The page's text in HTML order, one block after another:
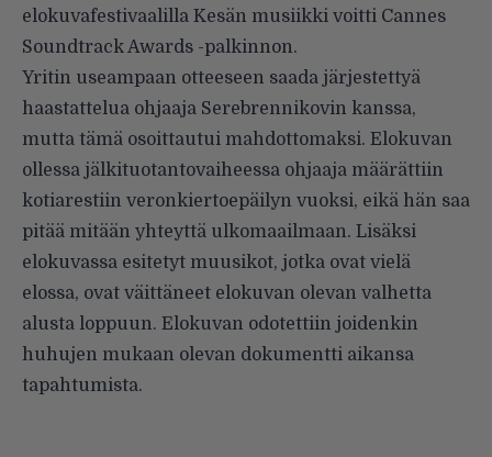
elokuvafestivaalilla Kesän musiikki voitti Cannes
Soundtrack Awards -palkinnon.
Yritin useampaan otteeseen saada järjestettyä
haastattelua ohjaaja Serebrennikovin kanssa,
mutta tämä osoittautui mahdottomaksi. Elokuvan
ollessa jälkituotantovaiheessa ohjaaja määrättiin
kotiarestiin veronkiertoepäilyn vuoksi, eikä hän saa
pitää mitään yhteyttä ulkomaailmaan. Lisäksi
elokuvassa esitetyt muusikot, jotka ovat vielä
elossa, ovat väittäneet elokuvan olevan valhetta
alusta loppuun. Elokuvan odotettiin joidenkin
huhujen mukaan olevan dokumentti aikansa
tapahtumista.